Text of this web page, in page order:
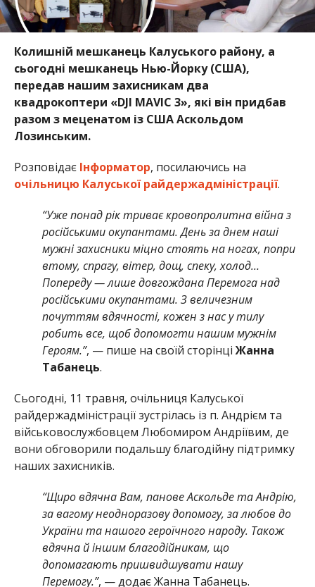
Колишній мешканець Калуського району, а
сьогодні мешканець Нью-Йорку (США),
передав нашим захисникам два
квадрокоптери «DJI MAVIC 3», які він придбав
разом з меценатом із США Аскольдом
Лозинським.
Розповідає Інформатор, посилаючись на
очільницю Калуської райдержадміністрації.
“Уже понад рік триває кровопролитна війна з
російськими окупантами. День за днем наші
мужні захисники міцно стоять на ногах, попри
втому, спрагу, вітер, дощ, спеку, холод…
Попереду — лише довгождана Перемога над
російськими окупантами. З величезним
почуттям вдячності, кожен з нас у тилу
робить все, щоб допомогти нашим мужнім
Героям.”, — пише на своїй сторінціЖанна
Табанець.
Сьогодні, 11 травня, очільниця Калуської
райдержадміністрації зустрілась із п. Андрієм та
військовослужбовцем Любомиром Андріївим, де
вони обговорили подальшу благодійну підтримку
наших захисників.
“Щиро вдячна Вам, панове Аскольде та Андрію,
за вагому неодноразову допомогу, за любов до
України та нашого героїчного народу. Також
вдячна й іншим благодійникам, що
допомагають пришвидшувати нашу
Перемогу.”, — додає Жанна Табанець.